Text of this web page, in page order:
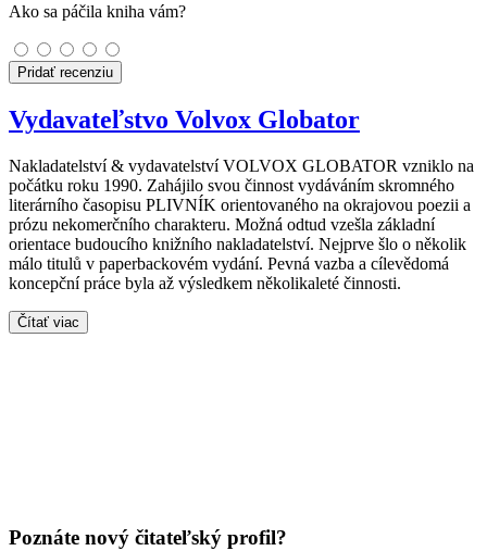
Ako sa páčila kniha vám?
Pridať recenziu
Vydavateľstvo Volvox Globator
Nakladatelství & vydavatelství VOLVOX GLOBATOR vzniklo na
počátku roku 1990. Zahájilo svou činnost vydáváním skromného
literárního časopisu PLIVNÍK orientovaného na okrajovou poezii a
prózu nekomerčního charakteru. Možná odtud vzešla základní
orientace budoucího knižního nakladatelství. Nejprve šlo o několik
málo titulů v paperbackovém vydání. Pevná vazba a cílevědomá
koncepční práce byla až výsledkem několikaleté činnosti.
Čítať viac
Poznáte nový čitateľský profil?